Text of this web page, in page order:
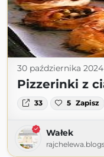
30 października 2024
Pizzerinki z
33 5 Zapisz
Wałek